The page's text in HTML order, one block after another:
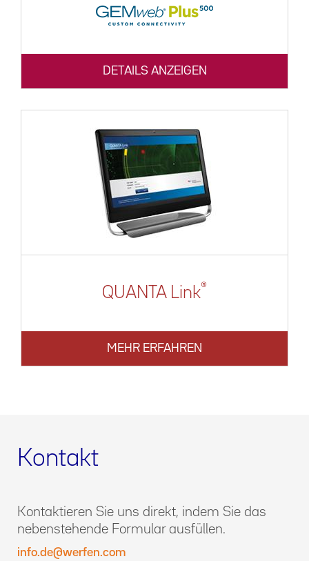
DETAILS ANZEIGEN
QUANTA Link®
MEHR ERFAHREN
Kontakt
Kontaktieren Sie uns direkt, indem Sie das
nebenstehende Formular ausfüllen.
info.de@werfen.com